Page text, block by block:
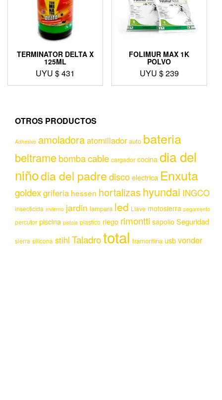
TERMINATOR DELTA X
125ML
UYU $431
FOLIMUR MAX 1K
POLVO
UYU $239
OTROS PRODUCTOS
Adhesivo amoladoraatornillador auto bateria
beltramebombacable cargador cocina dia del
niñodia del padrediscoelectrica Enxuta
goldexgriferia hessen hortalizas hyundai INGCO
insecticida invierno jardin lampara led Llave motosierra pegamento
percutor piscina pistola plastico riego rimontti sapolio Seguridad
sierra silicona stihl Taladrototal tramontina usbvonder